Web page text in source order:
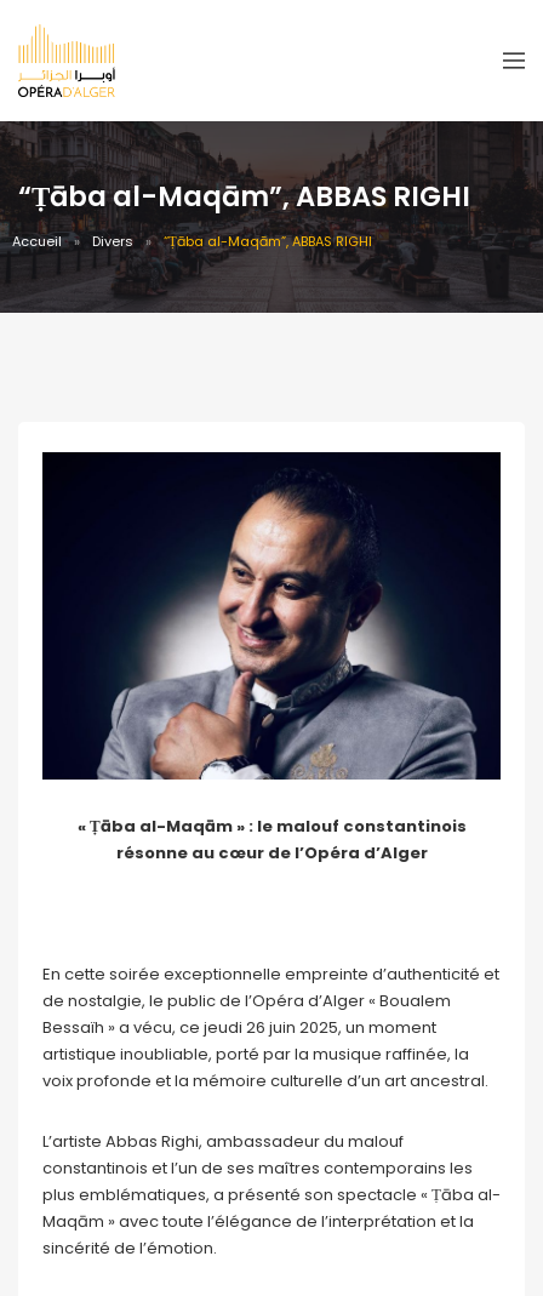
“Ṭāba al-Maqām”, ABBAS RIGHI
Accueil Divers “Ṭāba al-Maqām”, ABBAS RIGHI
« Ṭāba al-Maqām » : le malouf constantinois
résonne au cœur de l’Opéra d’Alger
En cette soirée exceptionnelle empreinte d’authenticité et
de nostalgie, le public de l’Opéra d’Alger « Boualem
Bessaïh » a vécu, ce jeudi 26 juin 2025, un moment
artistique inoubliable, porté par la musique raffinée, la
voix profonde et la mémoire culturelle d’un art ancestral.
L’artiste Abbas Righi, ambassadeur du malouf
constantinois et l’un de ses maîtres contemporains les
plus emblématiques, a présenté son spectacle « Ṭāba al-
Maqām » avec toute l’élégance de l’interprétation et la
sincérité de l’émotion.